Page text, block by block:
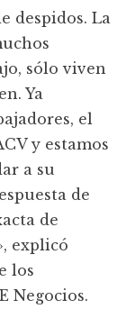
despidos. La
sólo viven
Ya
el
y estamos
a su
de
de
explicó
los
Negocios.